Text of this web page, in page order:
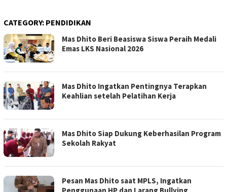
CATEGORY: PENDIDIKAN
Mas Dhito Beri Beasiswa Siswa Peraih Medali
Emas LKS Nasional 2026
Mas Dhito Ingatkan Pentingnya Terapkan
Keahlian setelah Pelatihan Kerja
Mas Dhito Siap Dukung Keberhasilan Program
Sekolah Rakyat
Pesan Mas Dhito saat MPLS, Ingatkan